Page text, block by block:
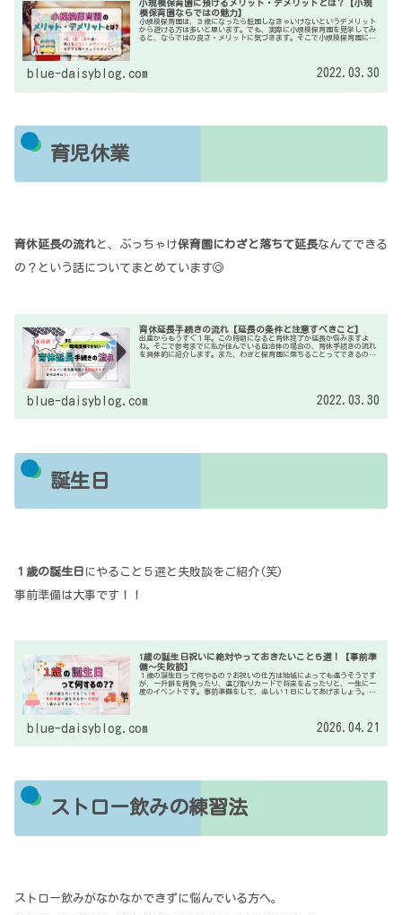
小規模保育園に預けるメリット・デメリットとは？【小規
模保育園ならではの魅力】
小規模保育園は、３歳になったら転園しなきゃいけないというデメリット
から避ける方は多いと思います。でも、実際に小規模保育園を見学してみ
ると、ならではの良さ・メリットに気づきます。そこで小規模保育園に預
blue-daisyblog.com 2022.03.30
育児休業
育休延長の流れと、ぶっちゃけ保育園にわざと落ちて延長なんてできる
の？という話についてまとめています◎
育休延長手続きの流れ【延長の条件と注意すべきこと】
出産からもうすぐ１年。この時期になると育休終了か延長か悩みますよ
ね。そこで参考までに私が住んでいる自治体の場合の、育休手続きの流れ
を具体的に紹介します。また、わざと保育園に落ちることってできるの
blue-daisyblog.com 2022.03.30
誕生日
１歳の誕生日 にやること５選と失敗談をご紹介(笑)
事前準備は大事です！！
1歳の誕生日祝いに絶対やっておきたいこと５選！【事前準
備～失敗談】
１歳の誕生日って何やるの？お祝いの仕方は地域によっても違うそうです
が、一升餅を背負ったり、選び取りカードで将来を占ったりと、一生に一
度のイベントです。事前準備をして、楽しい１日にしてあげましょう。私
blue-daisyblog.com 2026.04.21
ストロー飲みの練習法
ストロー飲みがなかなかできずに悩んでいる方へ。